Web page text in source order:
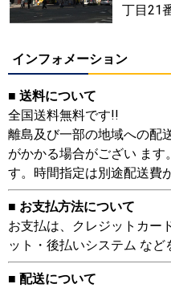
丁目21
インフォメーション
■ 送料について
全国送料無料です!!
離島及び一部の地域への配
がかかる場合がござい ます
す。時間指定は別途配送費
■ お支払方法について
お支払は、クレジットカー
ット・後払いシステム など
■ 配送について